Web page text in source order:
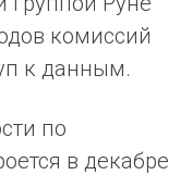
комиссий
к данным.
по
в декабре